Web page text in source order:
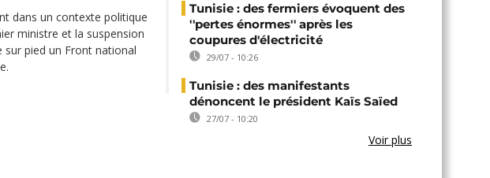
dans un contexte politique
ministre et la suspension
pied un Front national
Tunisie : des fermiers évoquent des
''pertes énormes'' après les
coupures d'électricité
29/07 - 10:26
Tunisie : des manifestants
dénoncent le président Kaïs Saïed
27/07 - 10:20
Voir plus